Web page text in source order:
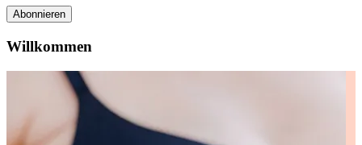
Abonnieren
Willkommen